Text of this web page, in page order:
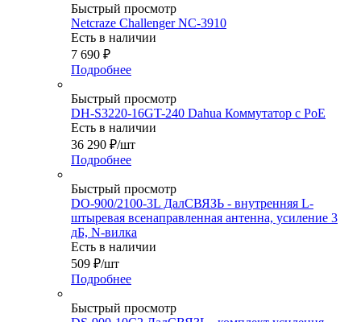
Быстрый просмотр
Netcraze Challenger NC-3910
Есть в наличии
7 690 ₽
Подробнее
Быстрый просмотр
DH-S3220-16GT-240 Dahua Коммутатор с PoE
Есть в наличии
36 290 ₽/шт
Подробнее
Быстрый просмотр
DO-900/2100-3L ДалСВЯЗЬ - внутренняя L-
штыревая всенаправленная антенна, усиление 3
дБ, N-вилка
Есть в наличии
509 ₽/шт
Подробнее
Быстрый просмотр